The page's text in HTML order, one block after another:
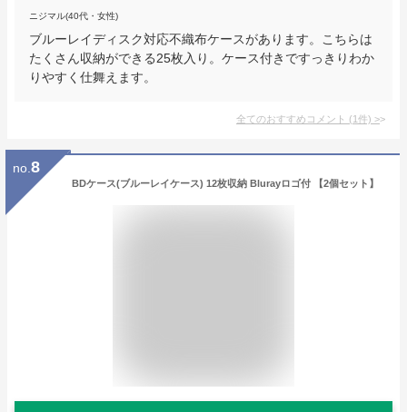
ニジマル(40代・女性)
ブルーレイディスク対応不織布ケースがあります。こちらは
たくさん収納ができる25枚入り。ケース付きですっきりわか
りやすく仕舞えます。
全てのおすすめコメント (1件) >
no. 8
BDケース(ブルーレイケース) 12枚収納 Blurayロゴ付 【2個セット】